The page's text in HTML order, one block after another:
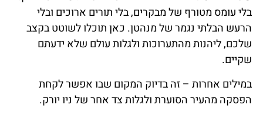
בלי עומס מטורף של מבקרים, בלי תורים ארוכים ובלי
הרעש הבלתי נגמר של מנהטן. כאן תוכלו לשוטט בקצב
שלכם, ליהנות מהתערוכות ולגלות עולם שלא ידעתם
שקיים.
במילים אחרות – זה בדיוק המקום שבו אפשר לקחת
הפסקה מהעיר הסוערת ולגלות צד אחר של ניו יורק.